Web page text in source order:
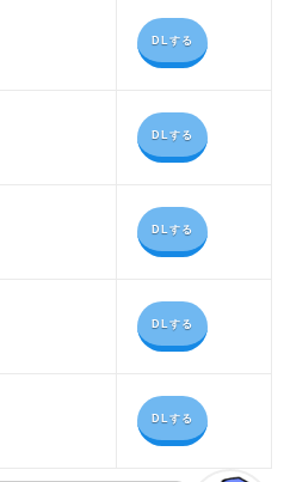
DLする
DLする
DLする
DLする
DLする